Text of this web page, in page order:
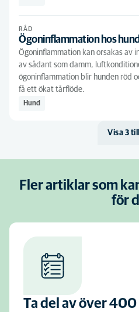
Marsvin
Seniorhund
Seniorkatt
Valp
RÅD
Ögoninflammation hos hund
Ögoninflammation kan orsakas av
av sådant som damm,
ögoninflammation blir hunden röd
få ett ökat tårflöde.
Hund
Visa 3 till
Fler artiklar som
för
Ta del av över